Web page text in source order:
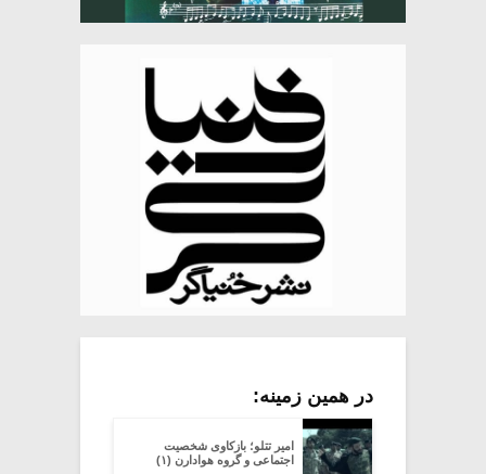
در همین زمینه:
امیر تتلو؛ بازکاوی شخصیت
اجتماعی و گروه هوادارن (۱)